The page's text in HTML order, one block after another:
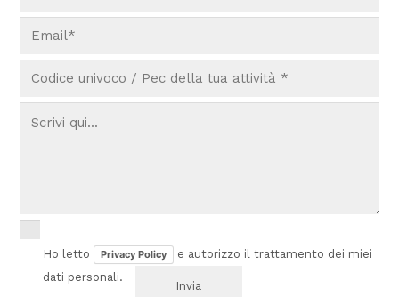
Ho letto Privacy Policy
e autorizzo il trattamento dei miei
dati personali.